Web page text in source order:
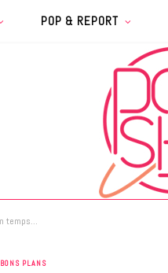
POP & REPORT
temps…
BONS PLANS